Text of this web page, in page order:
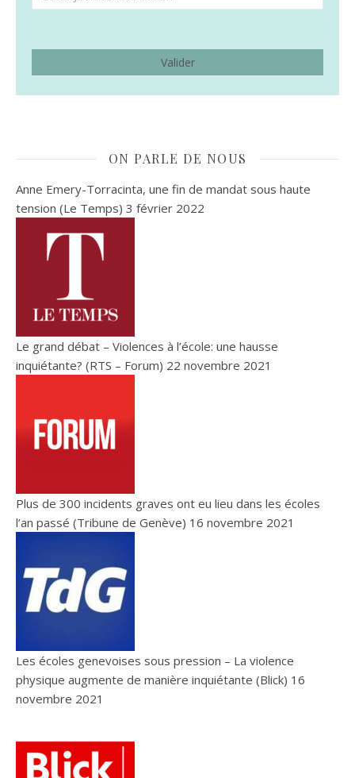
ON PARLE DE NOUS
Anne Emery-Torracinta, une fin de mandat sous haute
tension (Le Temps) 3 février 2022
Le grand débat – Violences à l’école: une hausse
inquiétante? (RTS – Forum) 22 novembre 2021
Plus de 300 incidents graves ont eu lieu dans les écoles
l’an passé (Tribune de Genève) 16 novembre 2021
Les écoles genevoises sous pression – La violence
physique augmente de manière inquiétante (Blick) 16
novembre 2021